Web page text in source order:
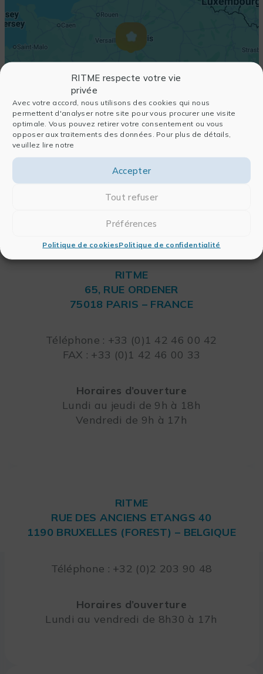
RITME respecte votre vie
privée
Avec votre accord, nous utilisons des cookies qui nous
permettent d'analyser notre site pour vous procurer une visite
optimale. Vous pouvez retirer votre consentement ou vous
opposer aux traitements des données. Pour plus de détails,
veuillez lire notre
Accepter
Tout refuser
Préférences
Politique de cookiesPolitique de confidentialité
RITME
65, RUE ORDENER
75018 PARIS – FRANCE
Téléphone : +33 (0)1 42 46 00 42
FAX : +33 (0)1 42 46 00 33
Horaires d’ouverture
Lundi au jeudi de 9h à 18h
Vendredi de 9h à 17h
RITME
RUE DES ANCIENS ETANGS 40
1190 BRUXELLES (FOREST) – BELGIQUE
Téléphone : +32 (0)2 203 90 48
Horaires d’ouverture
Lundi au vendredi de 8h30 à 17h